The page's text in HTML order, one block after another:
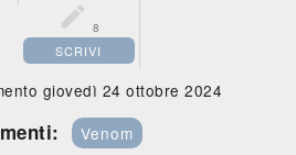
 8
SCRIVI
giovedì 24 ottobre 2024
Venom